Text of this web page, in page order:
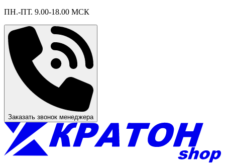
ПН.-ПТ. 9.00-18.00 МСК
Заказать звонок менеджера